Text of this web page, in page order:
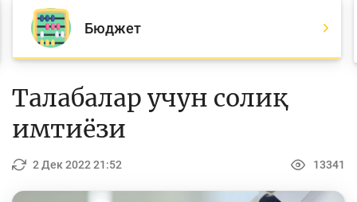
Барча мақолалар
Банк агентлари учун
Ислом молияси
Бюджет
Талабалар учун солиқ
имтиёзи
2 Дек 2022 21:52 13341